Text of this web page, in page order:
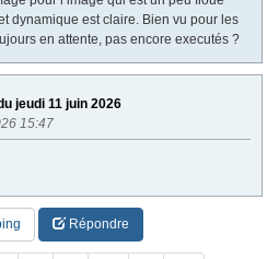
dynamique est claire. Bien vu pour les
en attente, pas encore executés ?
jeudi 11 juin 2026
15:47
Répondre